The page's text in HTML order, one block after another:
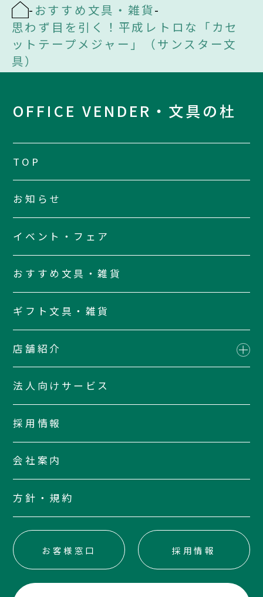
- おすすめ文具・雑貨-
思わず目を引く！平成レトロな「カセ
ットテープメジャー」（サンスター文
具）
OFFICE VENDER・文具の杜
TOP
お知らせ
イベント・フェア
おすすめ文具・雑貨
ギフト文具・雑貨
店舗紹介
法人向けサービス
採用情報
会社案内
方針・規約
お客様窓口 採用情報